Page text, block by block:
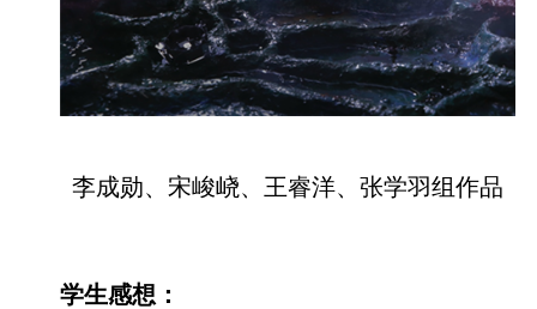
李成勋、宋峻峣、王睿洋、张学羽组作品
学生感想：